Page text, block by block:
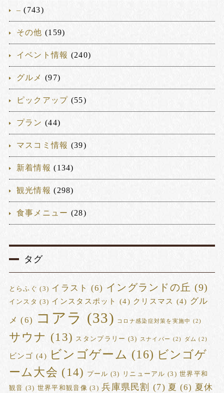
– (743)
その他 (159)
イベント情報 (240)
グルメ (97)
ピックアップ (55)
プラン (44)
マスコミ情報 (39)
新着情報 (134)
観光情報 (298)
食事メニュー (28)
タグ
とらふぐ (3) イラスト (6) イングランドの丘 (9)
インスタ (3) インスタスポット (4) クリスマス (4) グル
メ (6) コアラ (33) コロナ感染症対策を実施中 (2)
サウナ (13) スタンプラリー (3) スナイパー (2) ダム (2)
ビンゴ (4) ビンゴゲーム (16) ビンゴゲ
ーム大会 (14) プール (3) リニューアル (3) 世界平和
観音 (3) 世界平和観音像 (3) 兵庫県民割 (7) 夏 (6) 夏休